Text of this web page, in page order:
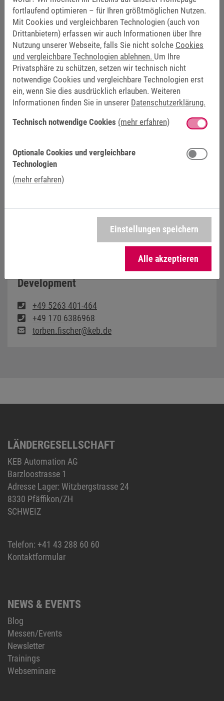
AUTOMATION
Steuerungstechnik - Innovation and
Development
+49 5263 401-464
+49 170 6386968
torben.fischer@keb.de
LÄNDERGESELLSCHAFT
KEB Automation AG
Barzloostrasse 1
Adresse Lager: Witzbergstrasse 24
8330 Pfäffikon/ZH
SCHWEIZ
Telefon: +41 43 288 60 60
Kontaktformular
NEWS & EVENTS
Blog
Messen/Events
Newsletter
Trainings
Webseminare
fortlaufend optimieren – für Ihren größtmöglichen Nutzen.
Mit Cookies und vergleichbaren Technologien (auch von
Drittanbietern) erfassen wir auch Informationen über Ihre
Nutzung unserer Webseite, falls Sie nicht solche Cookies
und vergleichbare Technologien ablehnen. Um Ihre
Privatsphäre zu schützen, setzen wir technisch nicht
notwendige Cookies und vergleichbare Technologien erst
ein, wenn Sie dies ausdrücklich erlauben. Weiteren
Informationen finden Sie in unserer Datenschutzerklärung.
Technisch notwendige Cookies (mehr erfahren)
Optionale Cookies und vergleichbare
Technologien
(mehr erfahren)
Einstellungen speichern
Alle akzeptieren